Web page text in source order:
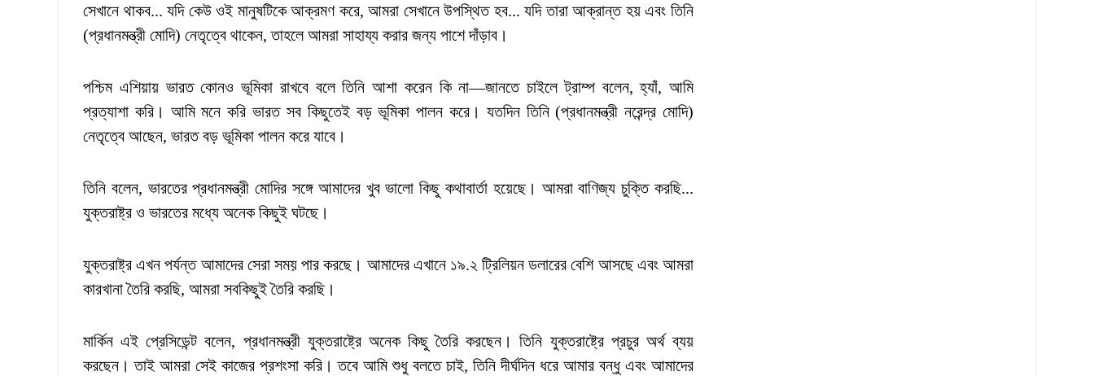
সেখানে থাকব... যদি কেউ ওই মানুষটিকে আক্রমণ করে, আমরা সেখানে উপস্থিত হব... যদি তারা আক্রান্ত হয় এবং তিনি
(প্রধানমন্ত্রী মোদি) নেতৃত্বে থাকেন, তাহলে আমরা সাহায্য করার জন্য পাশে দাঁড়াব।
পশ্চিম এশিয়ায় ভারত কোনও ভূমিকা রাখবে বলে তিনি আশা করেন কি না—জানতে চাইলে ট্রাম্প বলেন, হ্যাঁ, আমি
প্রত্যাশা করি। আমি মনে করি ভারত সব কিছুতেই বড় ভূমিকা পালন করে। যতদিন তিনি (প্রধানমন্ত্রী নরেন্দ্র মোদি)
নেতৃত্বে আছেন, ভারত বড় ভূমিকা পালন করে যাবে।
তিনি বলেন, ভারতের প্রধানমন্ত্রী মোদির সঙ্গে আমাদের খুব ভালো কিছু কথাবার্তা হয়েছে। আমরা বাণিজ্য চুক্তি করছি...
যুক্তরাষ্ট্র ও ভারতের মধ্যে অনেক কিছুই ঘটছে।
যুক্তরাষ্ট্র এখন পর্যন্ত আমাদের সেরা সময় পার করছে। আমাদের এখানে ১৯.২ ট্রিলিয়ন ডলারের বেশি আসছে এবং আমরা
কারখানা তৈরি করছি, আমরা সবকিছুই তৈরি করছি।
মার্কিন এই প্রেসিডেন্ট বলেন, প্রধানমন্ত্রী যুক্তরাষ্ট্রে অনেক কিছু তৈরি করছেন। তিনি যুক্তরাষ্ট্রে প্রচুর অর্থ ব্যয়
করছেন। তাই আমরা সেই কাজের প্রশংসা করি। তবে আমি শুধু বলতে চাই, তিনি দীর্ঘদিন ধরে আমার বন্ধু এবং আমাদের